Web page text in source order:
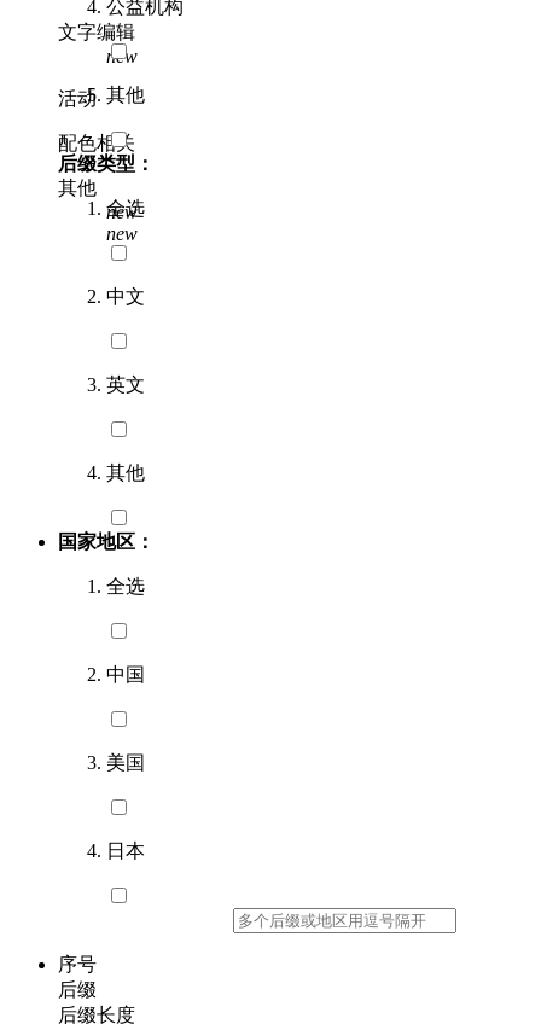
文字编辑
new
活动
配色相关
其他
new
new
公益机构
其他
后缀类型：
全选
中文
英文
其他
国家地区：
全选
中国
美国
日本
序号
后缀
后缀长度